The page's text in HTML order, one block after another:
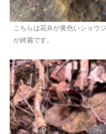
こちらは花弁が黄色いショウ
が綺麗です。